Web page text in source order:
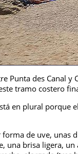
Punta des Canal
tramo costero
en plural porque
de uve,
una brisa ligera,